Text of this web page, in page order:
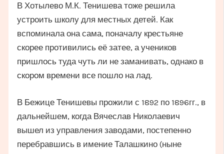
В Хотылево М.К. Тенишева тоже решила
устроить школу для местных детей. Как
вспоминала она сама, поначалу крестьяне
скорее противились её затее, а учеников
пришлось туда чуть ли не заманивать, однако в
скором времени все пошло на лад.
В Бежице Тенишевы прожили с 1892 по 1896гг., в
дальнейшем, когда Вячеслав Николаевич
вышел из управления заводами, постепенно
перебравшись в имение Талашкино (ныне